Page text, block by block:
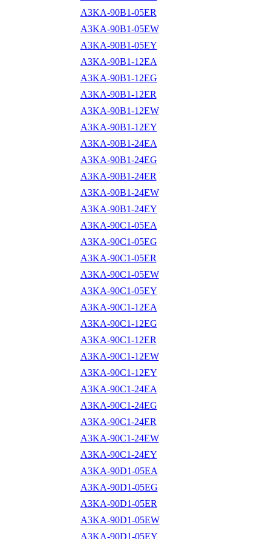
A3KA-90B1-05ER
A3KA-90B1-05EW
A3KA-90B1-05EY
A3KA-90B1-12EA
A3KA-90B1-12EG
A3KA-90B1-12ER
A3KA-90B1-12EW
A3KA-90B1-12EY
A3KA-90B1-24EA
A3KA-90B1-24EG
A3KA-90B1-24ER
A3KA-90B1-24EW
A3KA-90B1-24EY
A3KA-90C1-05EA
A3KA-90C1-05EG
A3KA-90C1-05ER
A3KA-90C1-05EW
A3KA-90C1-05EY
A3KA-90C1-12EA
A3KA-90C1-12EG
A3KA-90C1-12ER
A3KA-90C1-12EW
A3KA-90C1-12EY
A3KA-90C1-24EA
A3KA-90C1-24EG
A3KA-90C1-24ER
A3KA-90C1-24EW
A3KA-90C1-24EY
A3KA-90D1-05EA
A3KA-90D1-05EG
A3KA-90D1-05ER
A3KA-90D1-05EW
A3KA-90D1-05EY